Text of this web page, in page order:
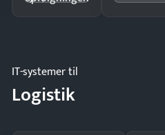
IT-systemer til
Logistik